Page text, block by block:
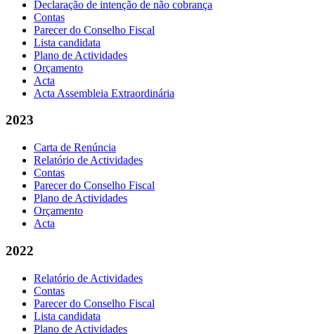
Declaração de intenção de não cobrança
Contas
Parecer do Conselho Fiscal
Lista candidata
Plano de Actividades
Orçamento
Acta
Acta Assembleia Extraordinária
2023
Carta de Renúncia
Relatório de Actividades
Contas
Parecer do Conselho Fiscal
Plano de Actividades
Orçamento
Acta
2022
Relatório de Actividades
Contas
Parecer do Conselho Fiscal
Lista candidata
Plano de Actividades